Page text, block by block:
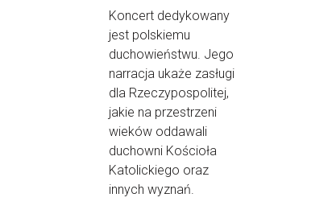
Koncert dedykowany
jest polskiemu
duchowieństwu. Jego
narracja ukaże zasługi
dla Rzeczypospolitej,
jakie na przestrzeni
wieków oddawali
duchowni Kościoła
Katolickiego oraz
innych wyznań.